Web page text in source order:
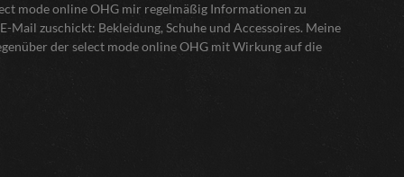
mode online OHG mir regelmäßig Informationen zu
Mail zuschickt: Bekleidung, Schuhe und Accessoires. Meine
der select mode online OHG mit Wirkung auf die